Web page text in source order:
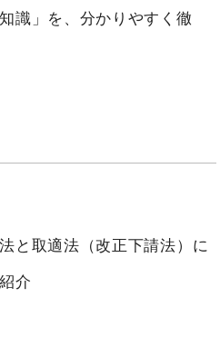
識」を、分かりやすく徹
と取適法（改正下請法）に
介